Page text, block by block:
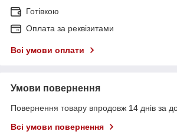
Готівкою
Оплата за реквізитами
Всі умови оплати
Умови повернення
Повернення товару впродовж 14 днів за
Всі умови повернення